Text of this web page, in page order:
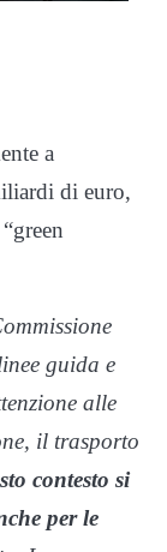
a
di euro,
guida e
alle
il trasporto
contesto si
per le